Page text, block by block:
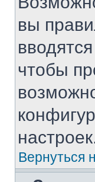
вы
чтобы
Вернуться